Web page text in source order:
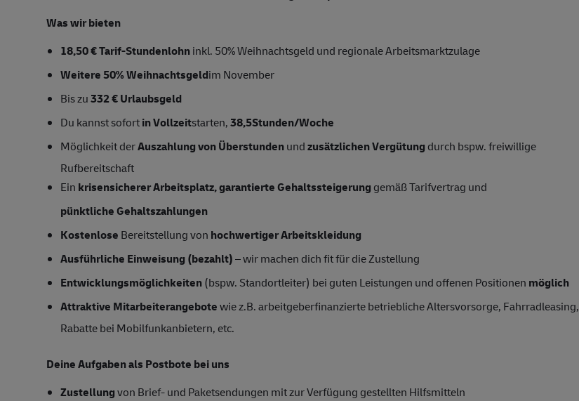
Was wir bieten
18,50 € Tarif-Stundenlohninkl. 50% Weihnachtsgeld und regionale Arbeitsmarktzulage
Weitere 50% Weihnachtsgeldim November
Bis zu332 € Urlaubsgeld
Du kannst sofortin Vollzeitstarten,38,5Stunden/Woche
Möglichkeit derAuszahlung von Überstundenundzusätzlichen Vergütung durch bspw. freiwillige
Rufbereitschaft
Ein krisensicherer Arbeitsplatz, garantierte Gehaltssteigerung gemäß Tarifvertrag und
pünktliche Gehaltszahlungen
Kostenlose Bereitstellung von hochwertiger Arbeitskleidung
Ausführliche Einweisung (bezahlt)– wir machen dich fit für die Zustellung
Entwicklungsmöglichkeiten(bspw. Standortleiter) bei guten Leistungen und offenen Positionen möglich
Attraktive Mitarbeiterangebotewie z.B. arbeitgeberfinanzierte betriebliche Altersvorsorge, Fahrradleasing,
Rabatte bei Mobilfunkanbietern, etc.
Deine Aufgaben als Postbote bei uns
Zustellungvon Brief- und Paketsendungen mit zur Verfügung gestellten Hilfsmitteln